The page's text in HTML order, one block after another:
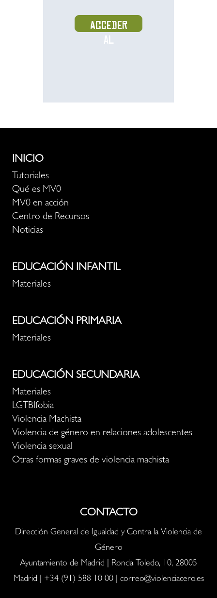
Acceder
al
INICIO
Tutoriales
Qué es MV0
MV0 en acción
Centro de Recursos
Noticias
EDUCACIÓN INFANTIL
Materiales
EDUCACIÓN PRIMARIA
Materiales
EDUCACIÓN SECUNDARIA
Materiales
LGTBIfobia
Violencia Machista
Violencia de género en relaciones adolescentes
Violencia sexual
Otras formas graves de violencia machista
CONTACTO
Dirección General de Igualdad y Contra la Violencia de
Género
Ayuntamiento de Madrid | Ronda Toledo, 10, 28005
Madrid | +34 (91) 588 10 00| correo@violenciacero.es